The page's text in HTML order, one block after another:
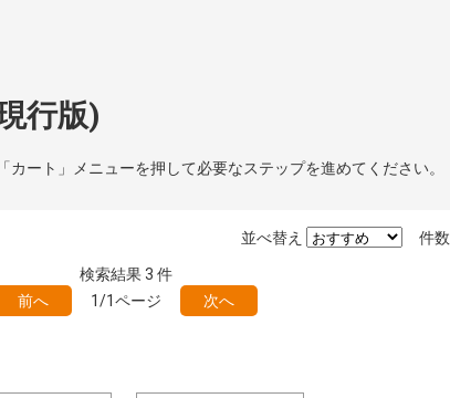
行版)
ート」メニューを押して必要なステップを進めてください。
件数
並べ替え
検索結果3 件
前へ
1/1ページ 次へ